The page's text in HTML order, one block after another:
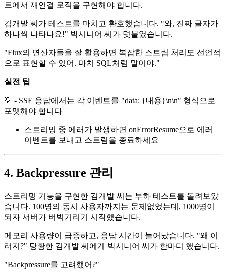
트에서 재연결 로직을 구현해야 합니다.
김개발 씨가 테스트를 마치고 환호했습니다. "와, 진짜 글자가
하나씩 나타나요!" 박시니어 씨가 덧붙였습니다.
"Flux의 연산자들을 잘 활용하면 복잡한 스트림 처리도 선언적
으로 표현할 수 있어. 마치 SQL처럼 말이야."
실전 팁
💡 - SSE 응답에서는 각 이벤트를 "data: {내용}\n\n" 형식으로
포맷해야 합니다
스트리밍 중 에러가 발생하면 onErrorResume으로 에러
이벤트를 보내고 스트림을 종료하세요
4. Backpressure 관리
스트리밍 기능을 구현한 김개발 씨는 부하 테스트를 돌려보았
습니다. 100명의 동시 사용자까지는 문제없었는데, 1000명이
되자 서버가 버벅거리기 시작했습니다.
메모리 사용량이 급증하고, 응답 시간이 늘어났습니다. "왜 이
러지?" 당황한 김개발 씨에게 박시니어 씨가 한마디 했습니다.
"Backpressure를 고려했어?"